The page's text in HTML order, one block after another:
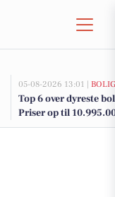
05-08-2026 13:01 |
Top 6 over dyreste
Priser op til